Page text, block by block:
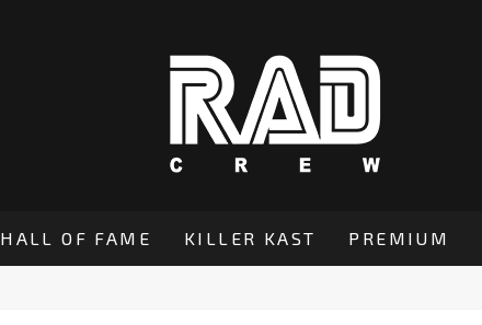
HALL OF FAME KILLER KAST PREMIUM